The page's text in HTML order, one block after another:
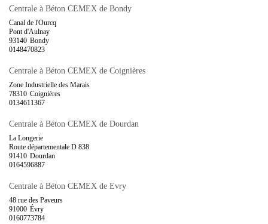
Centrale à Béton CEMEX de Bondy
Canal de l'Ourcq
Pont d'Aulnay
93140 Bondy
0148470823
Centrale à Béton CEMEX de Coignières
Zone Industrielle des Marais
78310 Coignières
0134611367
Centrale à Béton CEMEX de Dourdan
La Longerie
Route départementale D 838
91410 Dourdan
0164596887
Centrale à Béton CEMEX de Evry
48 rue des Paveurs
91000 Évry
0160773784